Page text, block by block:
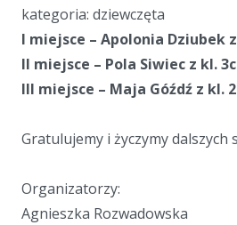
kategoria: dziewczęta
I miejsce – Apolonia Dziubek
II miejsce – Pola Siwiec z kl. 3c
III miejsce – Maja Góźdź z kl.
Gratulujemy i życzymy dalszych
Organizatorzy:
Agnieszka Rozwadowska